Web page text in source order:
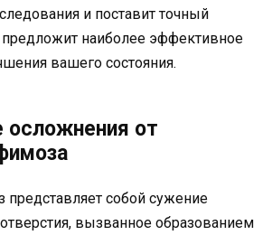
и поставит точный
предложит наиболее эффективное
вашего состояния.
от
собой сужение
вызванное образованием